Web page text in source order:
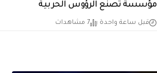
مؤسسة تصنع الرؤوس الحربية
قبل ساعة واحدة 7 مشاهدات